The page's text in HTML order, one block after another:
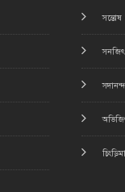
সন্তোষ